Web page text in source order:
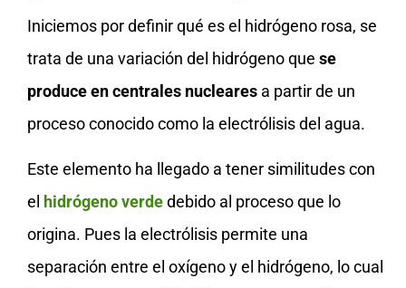
Iniciemos por definir qué es el hidrógeno rosa, se
trata de una variación del hidrógeno que se
produce en centrales nucleares a partir de un
proceso conocido como la electrólisis del agua.
Este elemento ha llegado a tener similitudes con
el hidrógeno verdedebido al proceso que lo
origina. Pues la electrólisis permite una
separación entre el oxígeno y el hidrógeno, lo cual